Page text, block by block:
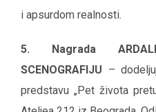
i apsurdom realnosti.
5. Nagrada
SCENOGRAFIJU –
predstavu „Pet života